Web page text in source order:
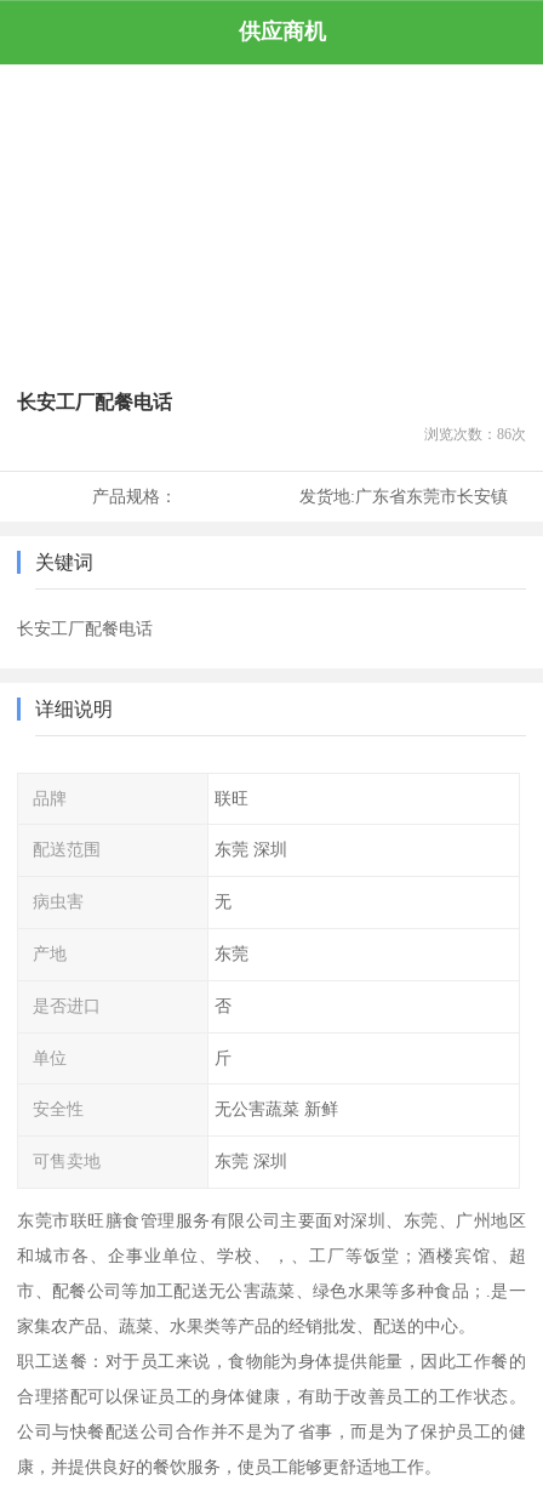
供应商机
长安工厂配餐电话
浏览次数： 86次
产品规格： 发货地:广东省东莞市长安镇
关键词
长安工厂配餐电话
详细说明
品牌 联旺
配送范围 东莞 深圳
病虫害 无
产地 东莞
是否进口 否
单位 斤
安全性 无公害蔬菜 新鲜
可售卖地 东莞 深圳
东莞市联旺膳食管理服务有限公司主要面对深圳、东莞、广州地区
和城市各、企事业单位、学校、，、工厂等饭堂；酒楼宾馆、超
市、配餐公司等加工配送无公害蔬菜、绿色水果等多种食品；.是一
家集农产品、蔬菜、水果类等产品的经销批发、配送的中心。
职工送餐：对于员工来说，食物能为身体提供能量，因此工作餐的
合理搭配可以保证员工的身体健康，有助于改善员工的工作状态。
公司与快餐配送公司合作并不是为了省事，而是为了保护员工的健
康，并提供良好的餐饮服务，使员工能够更舒适地工作。